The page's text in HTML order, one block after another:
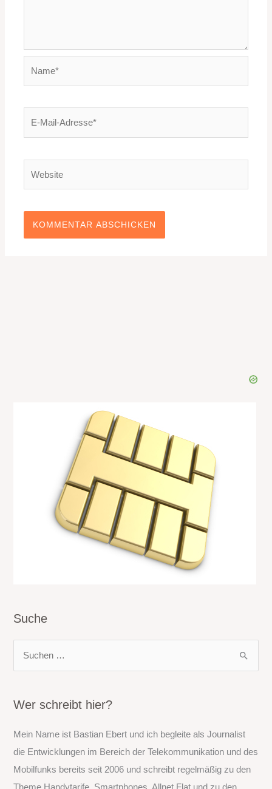
Suche
h
n
n
a
Wer schreibt hier?
Mein Name ist Bastian Ebert und ich begleite als Journalist
die Entwicklungen im Bereich der Telekommunikation und des
Mobilfunks bereits seit 2006 und schreibt regelmäßig zu den